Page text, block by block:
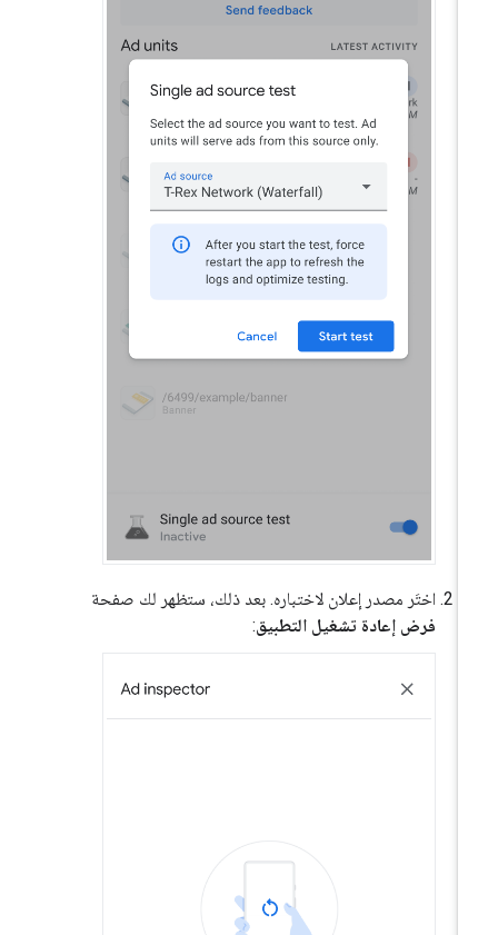
اختَر مصدر إعلان لاختباره. بعد ذلك، ستظهر لك صفحة
فرض إعادة تشغيل التطبيق: